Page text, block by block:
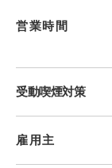
営業時間
受動喫煙対策
雇用主